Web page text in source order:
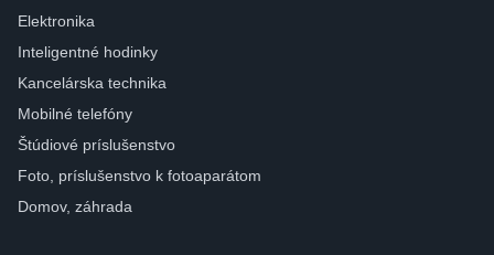
Elektronika
Inteligentné hodinky
Kancelárska technika
Mobilné telefóny
Štúdiové príslušenstvo
Foto, príslušenstvo k fotoaparátom
Domov, záhrada